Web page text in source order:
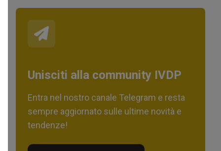
Unisciti alla community IVDP
Entra nel nostro canale Telegram e resta
sempre aggiornato sulle ultime novità e
tendenze!